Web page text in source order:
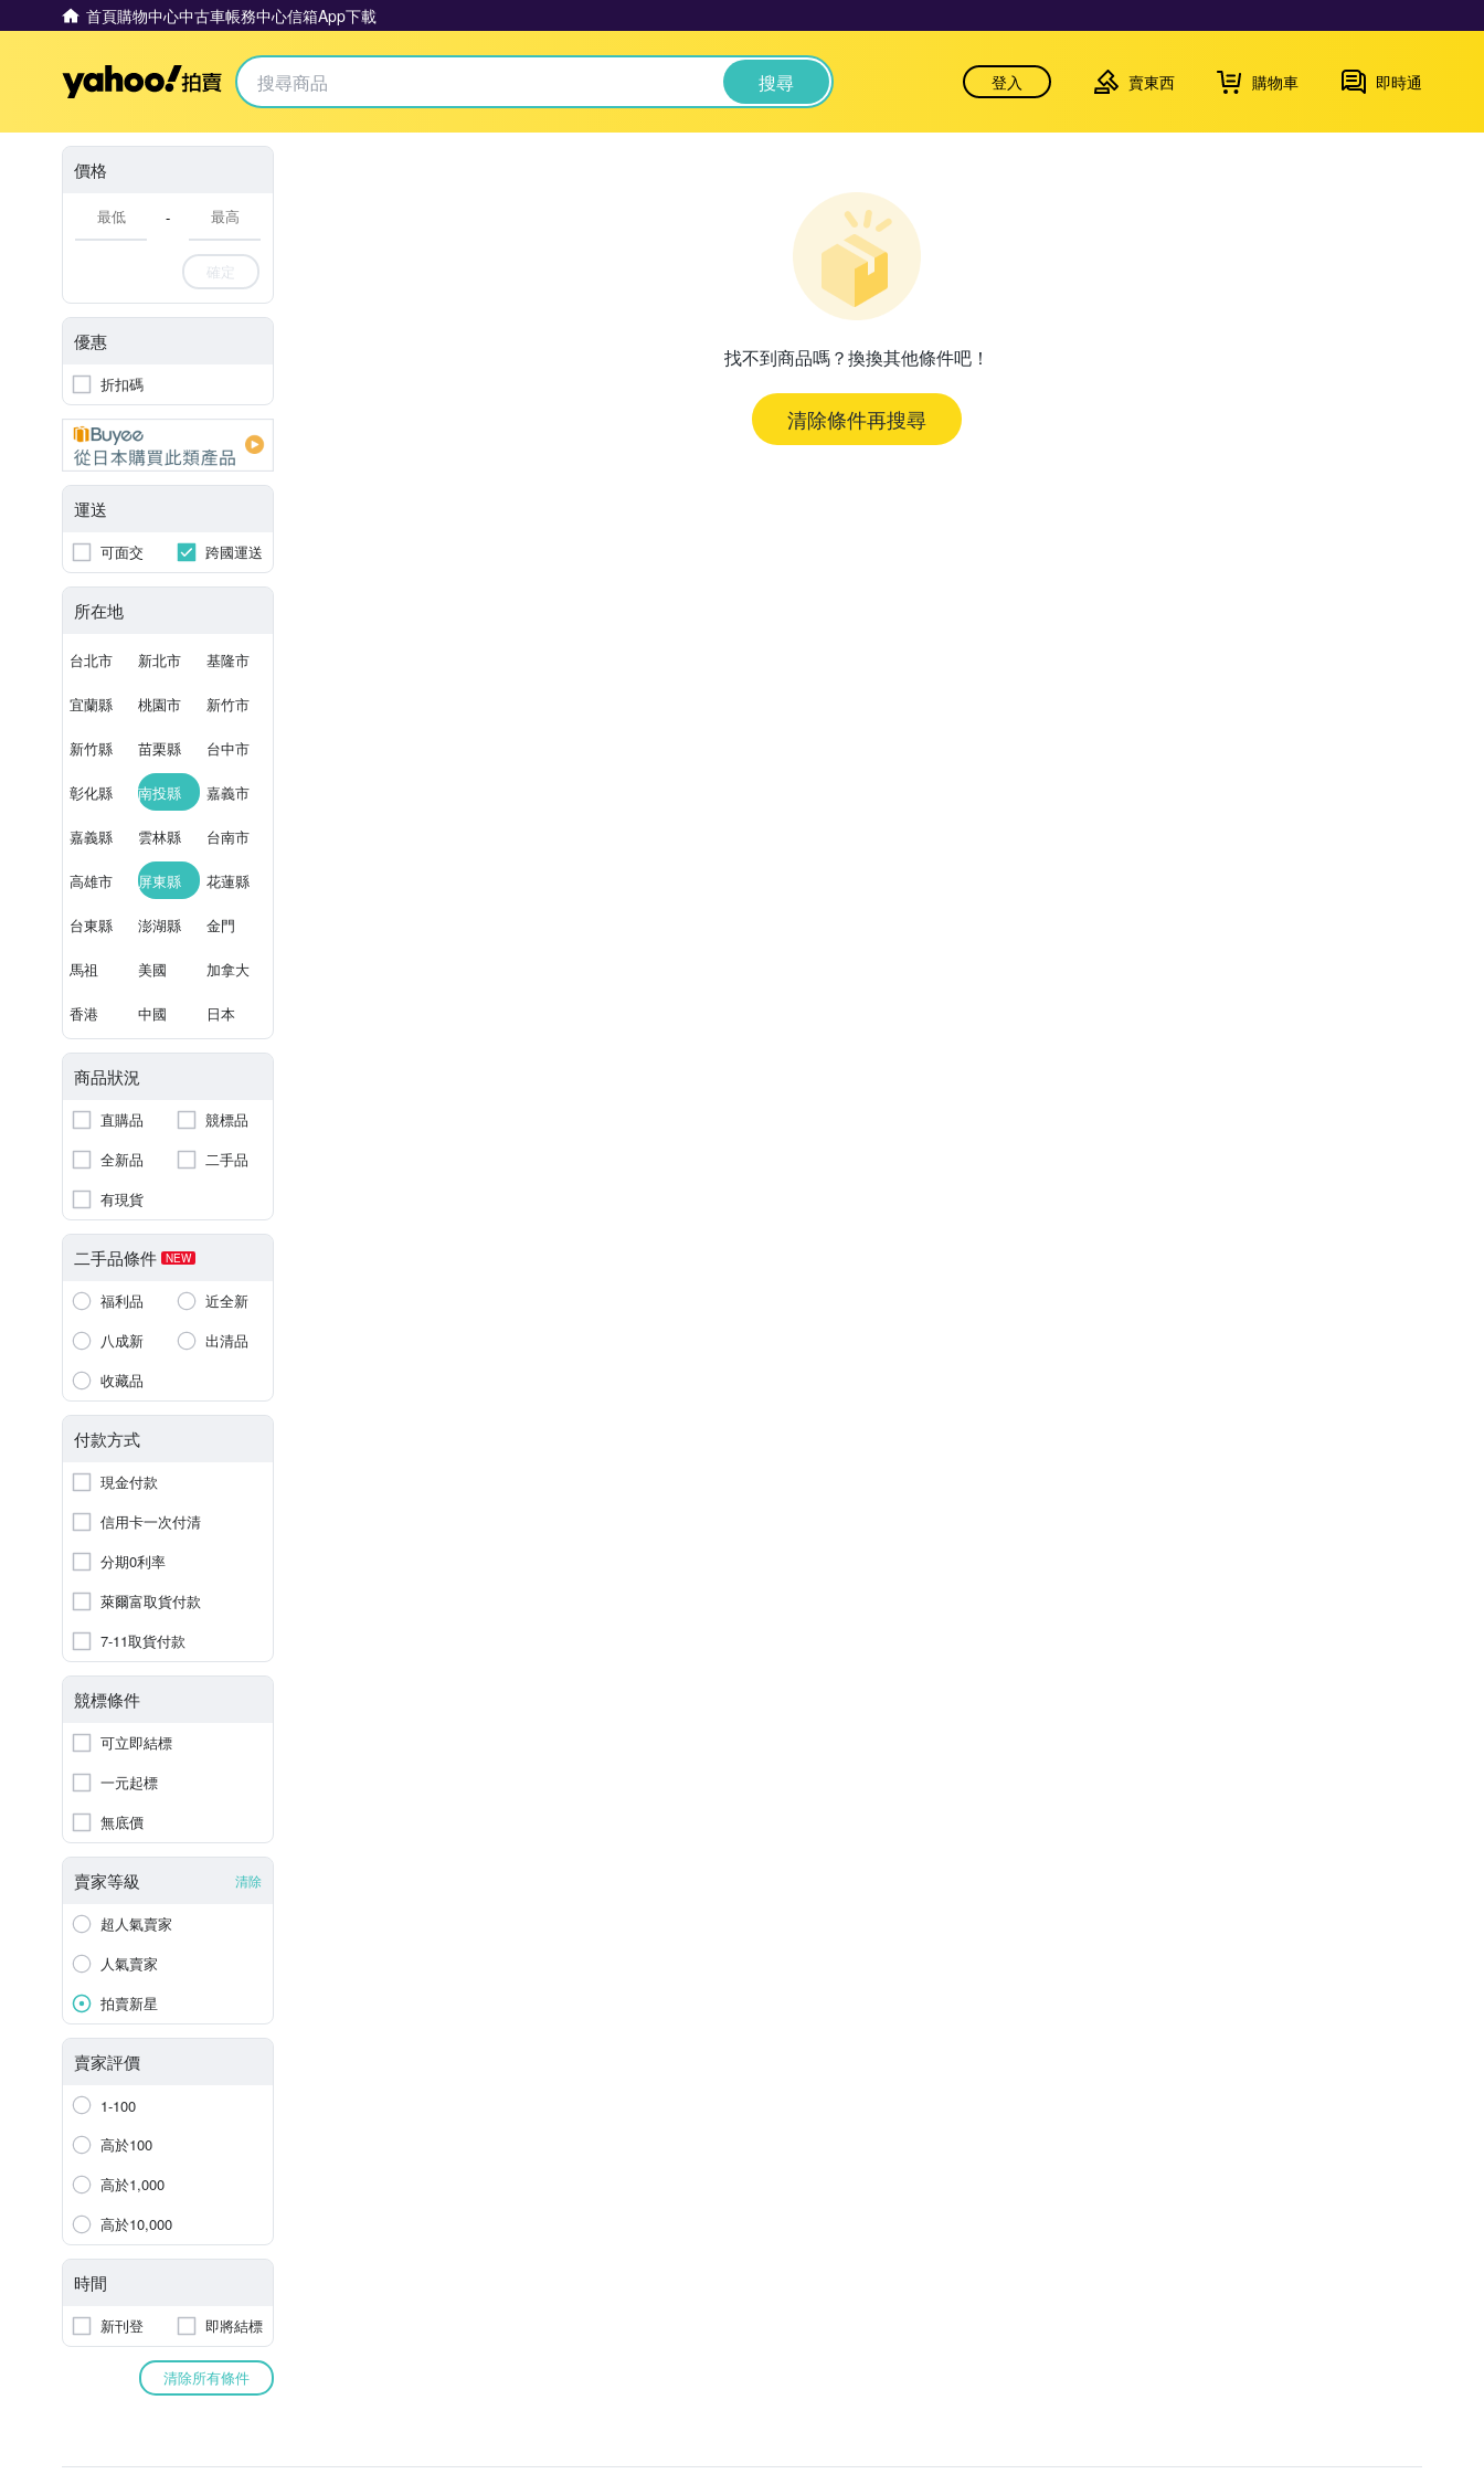
首頁購物中心中古車帳務中心信箱App下載
Yahoo拍賣 搜尋 登入 賣東西 購物車 即時通
價格
-
確定
優惠
折扣碼
運送
可面交 跨國運送
所在地
台北市 新北市 基隆市
宜蘭縣 桃園市 新竹市
新竹縣 苗栗縣 台中市
彰化縣 南投縣 嘉義市
嘉義縣 雲林縣 台南市
高雄市 屏東縣 花蓮縣
台東縣 澎湖縣 金門
馬祖 美國 加拿大
香港 中國 日本
商品狀況
直購品
競標品
全新品
二手品
有現貨
二手品條件 NEW
福利品
近全新
八成新
出清品
收藏品
付款方式
現金付款
信用卡一次付清
分期0利率
萊爾富取貨付款
7-11取貨付款
競標條件
可立即結標
一元起標
無底價
賣家等級 清除
超人氣賣家
人氣賣家
拍賣新星
賣家評價
1-100
高於100
高於1,000
高於10,000
時間
新刊登 即將結標
清除所有條件
找不到商品嗎？換換其他條件吧！
清除條件再搜尋